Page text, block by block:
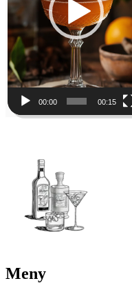
00:00 00:15
Meny